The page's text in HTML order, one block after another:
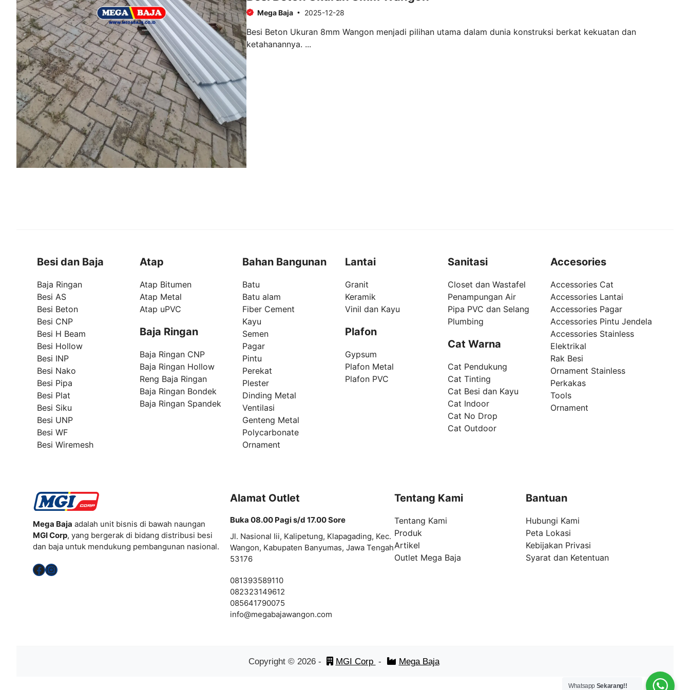
Mega Baja 2025-12-28
Besi Beton Ukuran 8mm Wangon menjadi pilihan utama dalam dunia konstruksi berkat kekuatan dan
ketahanannya. ...
Besi dan Baja
Baja Ringan
Besi AS
Besi Beton
Besi CNP
Besi H Beam
Besi Hollow
Besi INP
Besi Nako
Besi Pipa
Besi Plat
Besi Siku
Besi UNP
Besi WF
Besi Wiremesh
Atap
Atap Bitumen
Atap Metal
Atap uPVC
Baja Ringan
Baja Ringan CNP
Baja Ringan Hollow
Reng Baja Ringan
Baja Ringan Bondek
Baja Ringan Spandek
Bahan Bangunan
Batu
Batu alam
Fiber Cement
Kayu
Semen
Pagar
Pintu
Perekat
Plester
Dinding Metal
Ventilasi
Genteng Metal
Polycarbonate
Ornament
Lantai
Granit
Keramik
Vinil dan Kayu
Plafon
Gypsum
Plafon Metal
Plafon PVC
Sanitasi
Closet dan Wastafel
Penampungan Air
Pipa PVC dan Selang
Plumbing
Cat Warna
Cat Pendukung
Cat Tinting
Cat Besi dan Kayu
Cat Indoor
Cat No Drop
Cat Outdoor
Accesories
Accessories Cat
Accessories Lantai
Accessories Pagar
Accessories Pintu Jendela
Accessories Stainless
Elektrikal
Rak Besi
Ornament Stainless
Perkakas
Tools
Ornament
Mega Baja adalah unit bisnis di bawah naungan
MGI Corp, yang bergerak di bidang distribusi besi
dan baja untuk mendukung pembangunan nasional.
Facebook
Instagram
Alamat Outlet
Buka 08.00 Pagi s/d 17.00 Sore
Jl. Nasional Iii, Kalipetung, Klapagading, Kec.
Wangon, Kabupaten Banyumas, Jawa Tengah
53176
081393589110
082323149612
085641790075
info@megabajawangon.com
Tentang Kami
Tentang Kami
Produk
Artikel
Outlet Mega Baja
Bantuan
Hubungi Kami
Peta Lokasi
Kebijakan Privasi
Syarat dan Ketentuan
Copyright © 2026- MGI Corp - Mega Baja
Whatsapp Sekarang!!